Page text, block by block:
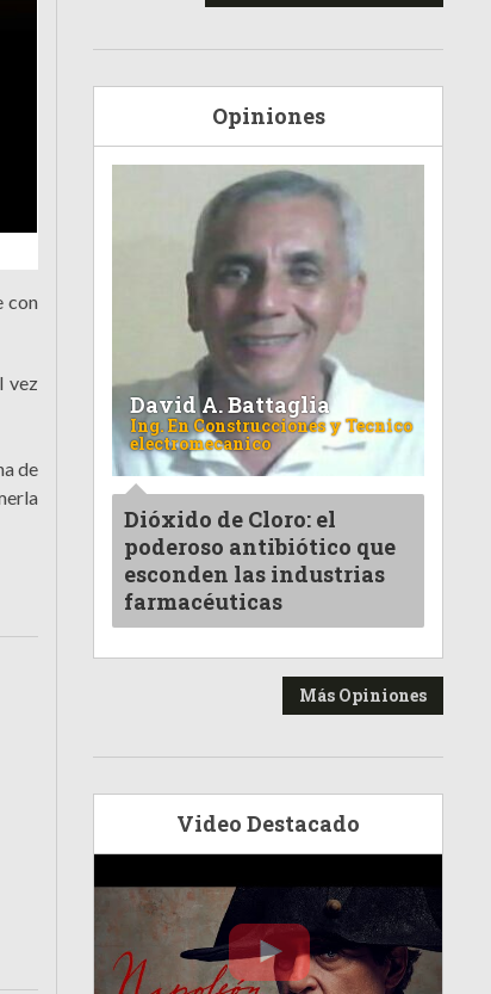
con
vez
de
Opiniones
David A. Battaglia
Ing. En Construcciones y Tecnico
electromecanico
Dióxido de Cloro: el
poderoso antibiótico que
esconden las industrias
farmacéuticas
Más Opiniones
Video Destacado